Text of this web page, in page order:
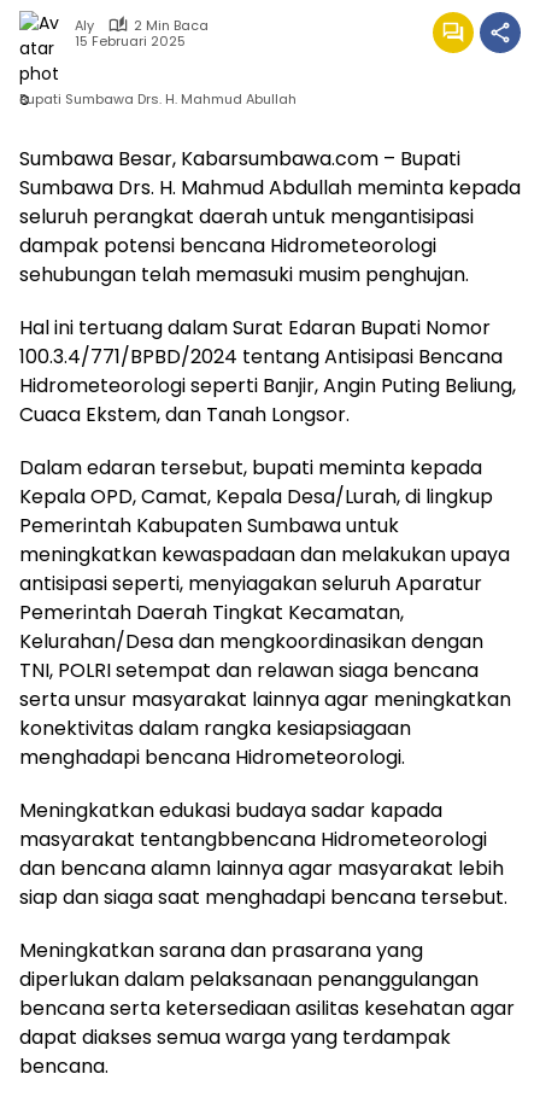
Aly
2 Min Baca
15 Februari 2025
Bupati Sumbawa Drs. H. Mahmud Abullah
Sumbawa Besar, Kabarsumbawa.com – Bupati
Sumbawa Drs. H. Mahmud Abdullah meminta kepada
seluruh perangkat daerah untuk mengantisipasi
dampak potensi bencana Hidrometeorologi
sehubungan telah memasuki musim penghujan.
Hal ini tertuang dalam Surat Edaran Bupati Nomor
100.3.4/771/BPBD/2024 tentang Antisipasi Bencana
Hidrometeorologi seperti Banjir, Angin Puting Beliung,
Cuaca Ekstem, dan Tanah Longsor.
Dalam edaran tersebut, bupati meminta kepada
Kepala OPD, Camat, Kepala Desa/Lurah, di lingkup
Pemerintah Kabupaten Sumbawa untuk
meningkatkan kewaspadaan dan melakukan upaya
antisipasi seperti, menyiagakan seluruh Aparatur
Pemerintah Daerah Tingkat Kecamatan,
Kelurahan/Desa dan mengkoordinasikan dengan
TNI, POLRI setempat dan relawan siaga bencana
serta unsur masyarakat lainnya agar meningkatkan
konektivitas dalam rangka kesiapsiagaan
menghadapi bencana Hidrometeorologi.
Meningkatkan edukasi budaya sadar kapada
masyarakat tentangbbencana Hidrometeorologi
dan bencana alamn lainnya agar masyarakat lebih
siap dan siaga saat menghadapi bencana tersebut.
Meningkatkan sarana dan prasarana yang
diperlukan dalam pelaksanaan penanggulangan
bencana serta ketersediaan asilitas kesehatan agar
dapat diakses semua warga yang terdampak
bencana.